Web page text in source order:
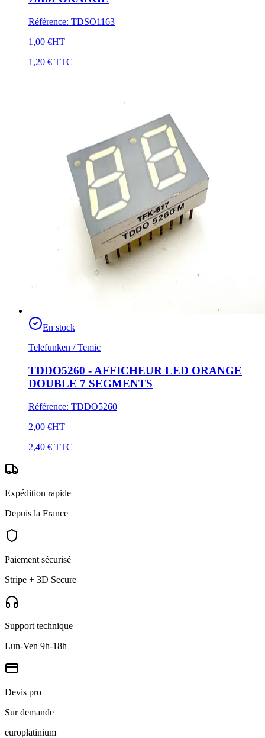
Référence: TDSO1163
1,00 €HT
1,20 € TTC
En stock
Telefunken / Temic
TDDO5260 - AFFICHEUR LED ORANGE
DOUBLE 7 SEGMENTS
Référence: TDDO5260
2,00 €HT
2,40 € TTC
Expédition rapide
Depuis la France
Paiement sécurisé
Stripe + 3D Secure
Support technique
Lun-Ven 9h-18h
Devis pro
Sur demande
europlatinium